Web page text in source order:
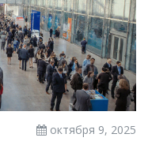
октября 9, 2025